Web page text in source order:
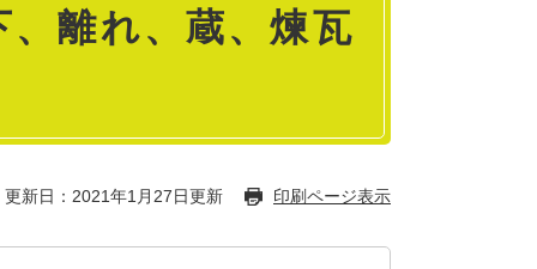
離れ、蔵、煉瓦
更新日：2021年1月27日更新 印刷ページ表示